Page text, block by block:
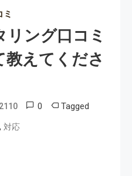
ミ
ング口コミ
えてくださ
0 Tagged
, 対応